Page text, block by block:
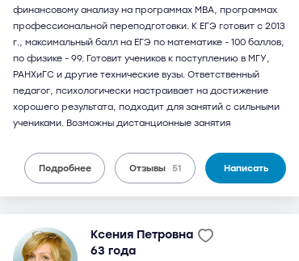
финансовому анализу на программах МВА, программах
профессиональной переподготовки. К ЕГЭ готовит с 2013
г., максимальный балл на ЕГЭ по математике - 100 баллов,
по физике - 99. Готовит учеников к поступлению в МГУ,
РАНХиГС и другие технические вузы. Ответственный
педагог, психологически настраивает на достижение
хорошего результата, подходит для занятий с сильными
учениками. Возможны дистанционные занятия
Подробнее Отзывы 51 Написать
Ксения Петровна
63 года